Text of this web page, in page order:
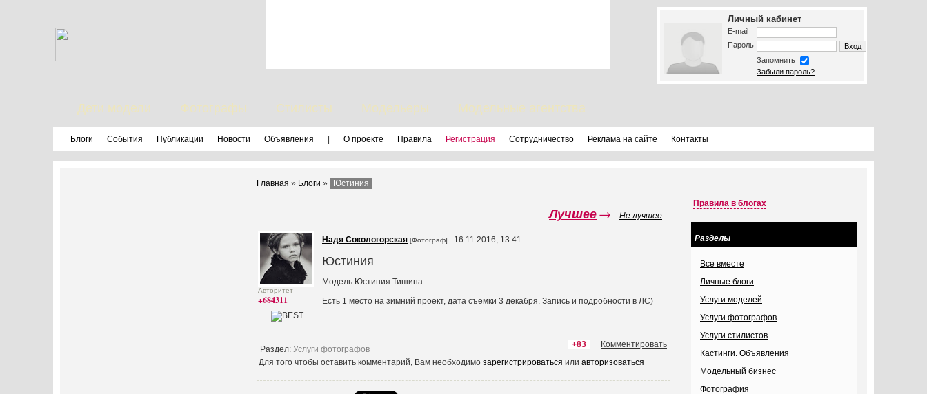
Личный кабинет
E-mail
Пароль
Запомнить
Забыли пароль?
Дети модели Фотографы Стилисты Модельеры Модельные агентства
Блоги События Публикации Новости Объявления О проекте Правила Регистрация Сотрудничество Реклама на сайте Контакты
Главная » Блоги » Юстиния
Лучшее→ Не лучшее
Авторитет
+684311
Надя Сокологорская [Фотограф] 16.11.2016, 13:41
Юстиния
Модель Юстиния Тишина
Есть 1 место на зимний проект, дата съемки 3 декабря. Запись и подробности в ЛС)
+83 Комментировать
Раздел: Услуги фотографов
Для того чтобы оставить комментарий, Вам необходимо зарегистрироваться или авторизоваться
Правила в блогах
Разделы
Все вместе
Личные блоги
Услуги моделей
Услуги фотографов
Услуги стилистов
Кастинги. Объявления
Модельный бизнес
Фотография